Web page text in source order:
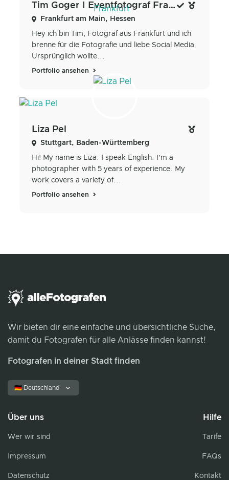
Tim Goger I Eventfotograf Frankfurt
Frankfurt am Main, Hessen
Hey ich bin Tim, Fotograf aus Frankfurt und ich
brenne für die Fotografie und liebe Social Media
Ursprünglich wollte...
Portfolio ansehen
Liza Pel
Stuttgart, Baden-Württemberg
Hi! My name is Liza. I speak English. I’m a
photographer with 5 years of experience. My
work covers a variety of...
Portfolio ansehen
Wir bieten dir eine einfache und übersichtliche Suche,
damit du Fotografen für alle Anlässe finden kannst!
Fotografen in deiner Stadt finden
🇩🇪 Deutschland
Über uns
Wer wir sind
Impressum
Datenschutz
Hilfe
Tarife
FAQs
Kontakt